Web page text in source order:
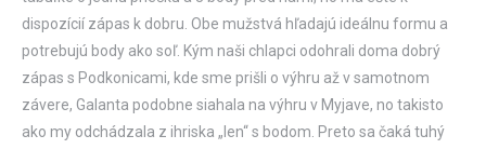
dispozícií zápas k dobru. Obe mužstvá hľadajú ideálnu formu a
potrebujú body ako soľ. Kým naši chlapci odohrali doma dobrý
zápas s Podkonicami, kde sme prišli o výhru až v samotnom
závere, Galanta podobne siahala na výhru v Myjave, no takisto
ako my odchádzala z ihriska „len“ s bodom. Preto sa čaká tuhý